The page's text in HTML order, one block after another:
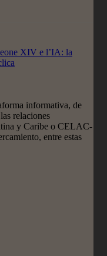
XIV e l’IA: la
informativa, de
relaciones
y Caribe o CELAC-
entre estas